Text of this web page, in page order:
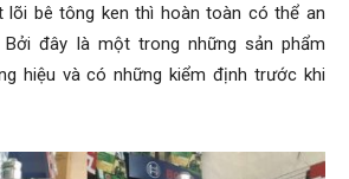
lõi bê tông ken thì hoàn toàn có thể an
đây là một trong những sản phẩm
hiệu và có những kiểm định trước khi